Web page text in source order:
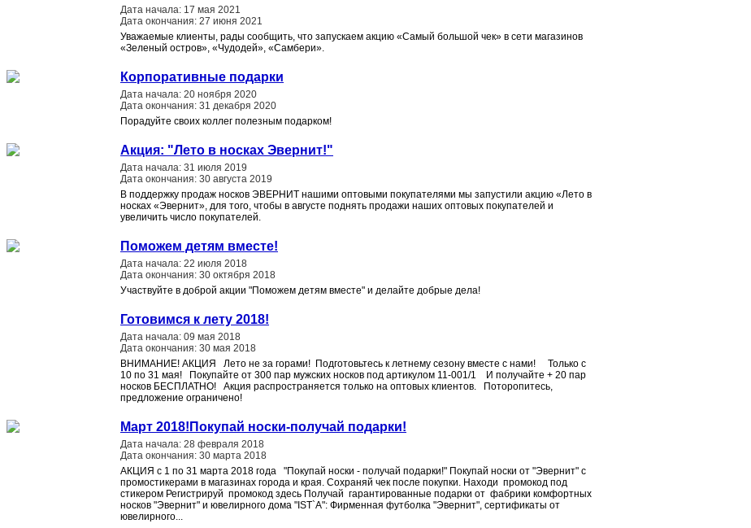
Дата начала: 17 мая 2021
Дата окончания: 27 июня 2021
Уважаемые клиенты, рады сообщить, что запускаем акцию «Самый большой чек» в сети магазинов
«Зеленый остров», «Чудодей», «Самбери».
Корпоративные подарки
Дата начала: 20 ноября 2020
Дата окончания: 31 декабря 2020
Порадуйте своих коллег полезным подарком!
Акция: "Лето в носках Эвернит!"
Дата начала: 31 июля 2019
Дата окончания: 30 августа 2019
В поддержку продаж носков ЭВЕРНИТ нашими оптовыми покупателями мы запустили акцию «Лето в
носках «Эвернит», для того, чтобы в августе поднять продажи наших оптовых покупателей и
увеличить число покупателей.
Поможем детям вместе!
Дата начала: 22 июля 2018
Дата окончания: 30 октября 2018
Участвуйте в доброй акции "Поможем детям вместе" и делайте добрые дела!
Готовимся к лету 2018!
Дата начала: 09 мая 2018
Дата окончания: 30 мая 2018
ВНИМАНИЕ! АКЦИЯ Лето не за горами! Подготовьтесь к летнему сезону вместе с нами! Только с
10 по 31 мая! Покупайте от 300 пар мужских носков под артикулом 11-001/1 И получайте + 20 пар
носков БЕСПЛАТНО! Акция распространяется только на оптовых клиентов. Поторопитесь,
предложение ограничено!
Март 2018!Покупай носки-получай подарки!
Дата начала: 28 февраля 2018
Дата окончания: 30 марта 2018
АКЦИЯ с 1 по 31 марта 2018 года "Покупай носки - получай подарки!" Покупай носки от "Эвернит" с
промостикерами в магазинах города и края. Сохраняй чек после покупки. Находи промокод под
стикером Регистрируй промокод здесь Получай гарантированные подарки от фабрики комфортных
носков "Эвернит" и ювелирного дома "IST`A": Фирменная футболка "Эвернит", сертификаты от
ювелирного...